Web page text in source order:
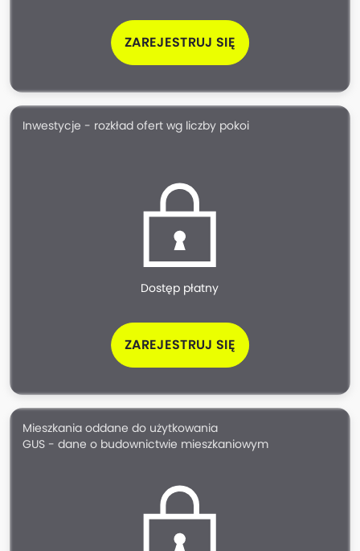
ZAREJESTRUJ SIĘ
Inwestycje - rozkład ofert wg liczby pokoi
Dostęp płatny
ZAREJESTRUJ SIĘ
Mieszkania oddane do użytkowania
GUS - dane o budownictwie mieszkaniowym